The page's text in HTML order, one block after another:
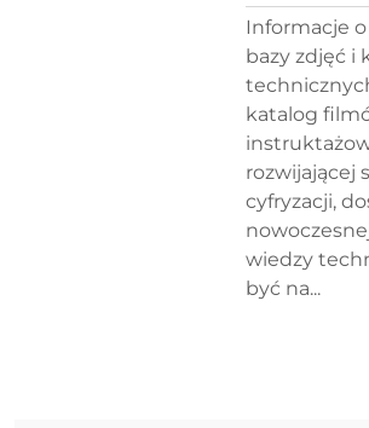
Informacje
bazy zdjęć i
katalog
rozwijającej
cyfryzacji,
wiedzy
być na...